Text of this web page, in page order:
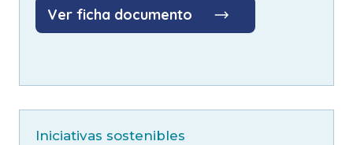
Ver ficha documento
Iniciativas sostenibles